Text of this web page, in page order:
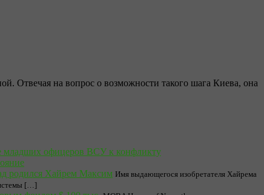
Отвечая на вопрос о возможности такого шага Киева, она
младших офицеров ВСУ к конфликту
родился Хайрем Максим Имя выдающегося изобретателя Хайрема
[…]